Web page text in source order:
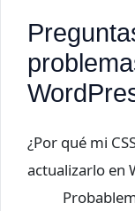
¿Por qué mi
actualizarlo en